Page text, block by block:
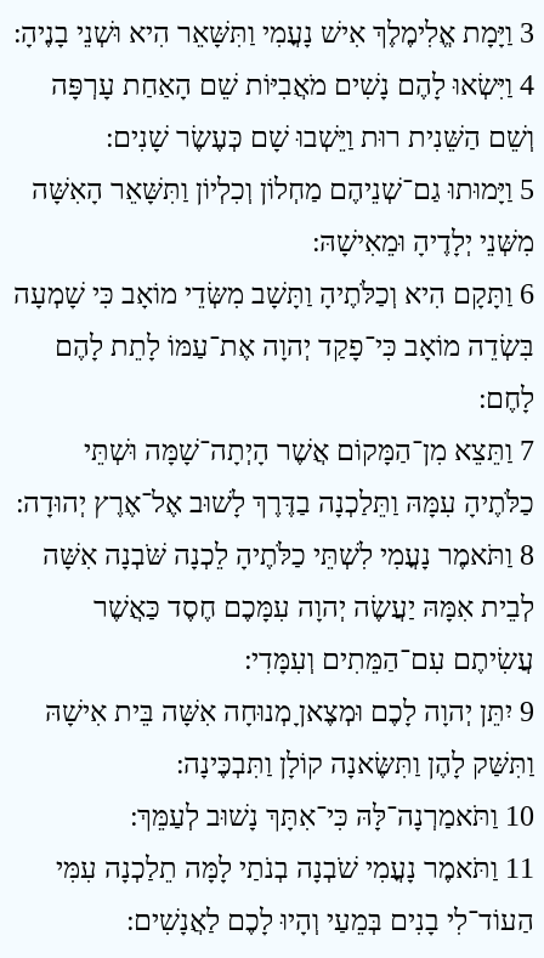
3 וַיָּמָת אֱלִימֶלֶךְ אִישׁ נָעֳמִי וַתִּשָּׁאֵר הִיא וּשְׁנֵי בָנֶיהָ ׃
4 וַיִּשְׂאוּ לָהֶם נָשִׁים מֹאֲבִיּוֹת שֵׁם הָאַחַת עָרְפָּה
וְשֵׁם הַשֵּׁנִית רוּת וַיֵּשְׁבוּ שָׁם כְּעֶשֶׂר שָׁנִים ׃
5 וַיָּמוּתוּ גַם־שְׁנֵיהֶם מַחְלוֹן וְכִלְיוֹן וַתִּשָּׁאֵר הָאִשָּׁה
מִשְּׁנֵי יְלָדֶיהָ וּמֵאִישָׁהּ ׃
6 וַתָּקָם הִיא וְכַלֹּתֶיהָ וַתָּשָׁב מִשְּׂדֵי מוֹאָב כִּי שָׁמְעָה
בִּשְׂדֵה מוֹאָב כִּי־פָקַד יְהוָה אֶת־עַמּוֹ לָתֵת לָהֶם
לָחֶם ׃
7 וַתֵּצֵא מִן־הַמָּקוֹם אֲשֶׁר הָיְתָה־שָׁמָּה וּשְׁתֵּי
כַלֹּתֶיהָ עִמָּהּ וַתֵּלַכְנָה בַדֶּרֶךְ לָשׁוּב אֶל־אֶרֶץ יְהוּדָה ׃
8 וַתֹּאמֶר נָעֳמִי לִשְׁתֵּי כַלֹּתֶיהָ לֵכְנָה שֹּׁבְנָה אִשָּׁה
לְבֵית אִמָּהּ יַעֲשֶׂה יְהוָה עִמָּכֶם חֶסֶד כַּאֲשֶׁר
עֲשִׂיתֶם עִם־הַמֵּתִים וְעִמָּדִי ׃
9 יִתֵּן יְהוָה לָכֶם וּמְצֶאןָ מְנוּחָה אִשָּׁה בֵּית אִישָׁהּ
וַתִּשַּׁק לָהֶן וַתִּשֶּׂאנָה קוֹלָן וַתִּבְכֶּינָה ׃
10 וַתֹּאמַרְנָה־לָּהּ כִּי־אִתָּךְ נָשׁוּב לְעַמֵּךְ ׃
11 וַתֹּאמֶר נָעֳמִי שֹׁבְנָה בְנֹתַי לָמָּה תֵלַכְנָה עִמִּי
הַעוֹד־לִי בָנִים בְּמֵעַי וְהָיוּ לָכֶם לַאֲנָשִׁים ׃